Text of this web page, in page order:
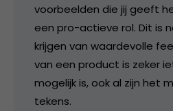
voorbeelden die jij geeft
een pro-actieve rol. Dit is
krijgen van waardevolle
van een product is zeker
mogelijk is, ook al zijn het
tekens.